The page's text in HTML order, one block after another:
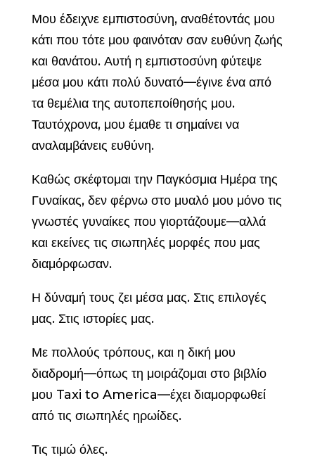
Μου έδειχνε εμπιστοσύνη, αναθέτοντάς μου
κάτι που τότε μου φαινόταν σαν ευθύνη ζωής
και θανάτου. Αυτή η εμπιστοσύνη φύτεψε
μέσα μου κάτι πολύ δυνατό—έγινε ένα από
τα θεμέλια της αυτοπεποίθησής μου.
Ταυτόχρονα, μου έμαθε τι σημαίνει να
αναλαμβάνεις ευθύνη.
Καθώς σκέφτομαι την Παγκόσμια Ημέρα της
Γυναίκας, δεν φέρνω στο μυαλό μου μόνο τις
γνωστές γυναίκες που γιορτάζουμε—αλλά
και εκείνες τις σιωπηλές μορφές που μας
διαμόρφωσαν.
Η δύναμή τους ζει μέσα μας. Στις επιλογές
μας. Στις ιστορίες μας.
Με πολλούς τρόπους, και η δική μου
διαδρομή—όπως τη μοιράζομαι στο βιβλίο
μου Taxi to America—έχει διαμορφωθεί
από τις σιωπηλές ηρωίδες.
Τις τιμώ όλες.